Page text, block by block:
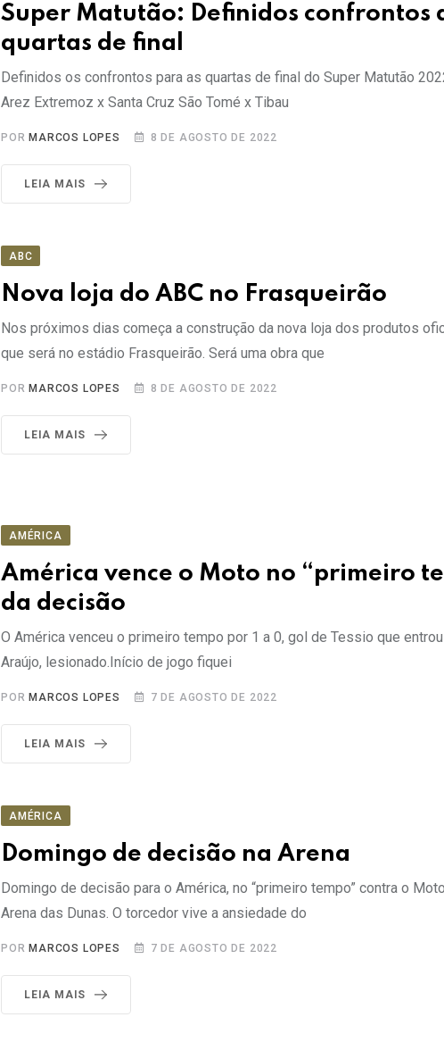
Super Matutão: Definidos confrontos
quartas de final
Definidos os confrontos para as quartas de final do Super Matutão
Arez Extremoz x Santa Cruz São Tomé x Tibau
PORMARCOS LOPES 8 DE AGOSTO DE 2022
LEIA MAIS
ABC
Nova loja do ABC no Frasqueirão
Nos próximos dias começa a construção da nova loja dos produtos
que será no estádio Frasqueirão. Será uma obra que
PORMARCOS LOPES 8 DE AGOSTO DE 2022
LEIA MAIS
AMÉRICA
América vence o Moto no “primeiro
da decisão
O América venceu o primeiro tempo por 1 a 0, gol de Tessio que
Araújo, lesionado.Início de jogo fiquei
POR MARCOS LOPES 7 DE AGOSTO DE 2022
LEIA MAIS
AMÉRICA
Domingo de decisão na Arena
Domingo de decisão para o América, no “primeiro tempo” contra o
Arena das Dunas. O torcedor vive a ansiedade do
POR MARCOS LOPES 7 DE AGOSTO DE 2022
LEIA MAIS